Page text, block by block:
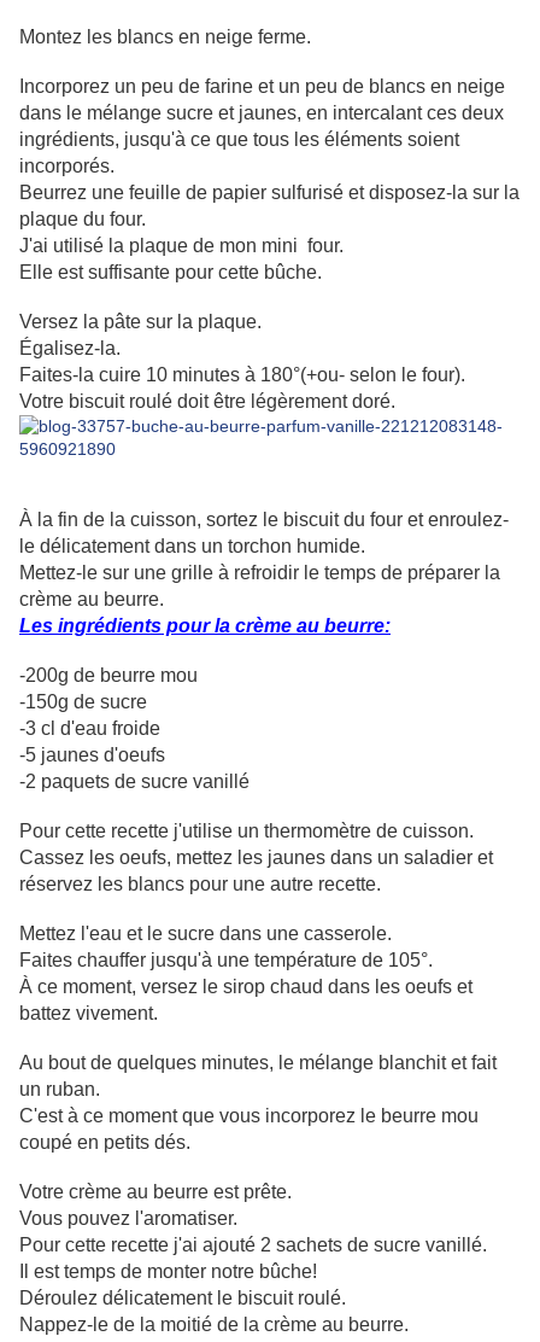
Montez les blancs en neige ferme.
Incorporez un peu de farine et un peu de blancs en neige
dans le mélange sucre et jaunes, en intercalant ces deux
ingrédients, jusqu'à ce que tous les éléments soient
incorporés.
Beurrez une feuille de papier sulfurisé et disposez-la sur la
plaque du four.
J'ai utilisé la plaque de mon mini four.
Elle est suffisante pour cette bûche.
Versez la pâte sur la plaque.
Égalisez-la.
Faites-la cuire 10 minutes à 180°(+ou- selon le four).
Votre biscuit roulé doit être légèrement doré.
À la fin de la cuisson, sortez le biscuit du four et enroulez-
le délicatement dans un torchon humide.
Mettez-le sur une grille à refroidir le temps de préparer la
crème au beurre.
Les ingrédients pour la crème au beurre:
-200g de beurre mou
-150g de sucre
-3 cl d'eau froide
-5 jaunes d'oeufs
-2 paquets de sucre vanillé
Pour cette recette j'utilise un thermomètre de cuisson.
Cassez les oeufs, mettez les jaunes dans un saladier et
réservez les blancs pour une autre recette.
Mettez l'eau et le sucre dans une casserole.
Faites chauffer jusqu'à une température de 105°.
À ce moment, versez le sirop chaud dans les oeufs et
battez vivement.
Au bout de quelques minutes, le mélange blanchit et fait
un ruban.
C'est à ce moment que vous incorporez le beurre mou
coupé en petits dés.
Votre crème au beurre est prête.
Vous pouvez l'aromatiser.
Pour cette recette j'ai ajouté 2 sachets de sucre vanillé.
Il est temps de monter notre bûche!
Déroulez délicatement le biscuit roulé.
Nappez-le de la moitié de la crème au beurre.